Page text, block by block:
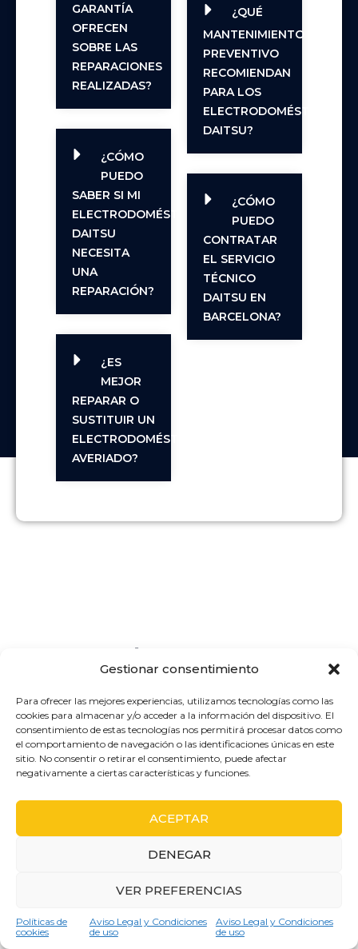
Gestionar consentimiento
Para ofrecer las mejores experiencias, utilizamos tecnologías como las
cookies para almacenar y/o acceder a la información del dispositivo. El
consentimiento de estas tecnologías nos permitirá procesar datos como
el comportamiento de navegación o las identificaciones únicas en este
sitio. No consentir o retirar el consentimiento, puede afectar
negativamente a ciertas características y funciones.
ACEPTAR
DENEGAR
VER PREFERENCIAS
Políticas de
cookies
Aviso Legal y Condiciones
de uso
Aviso Legal y Condiciones
de uso
GARANTÍA
OFRECEN
SOBRE LAS
REPARACIONES
REALIZADAS?
¿CÓMO
PUEDO
SABER SI MI
ELECTRODOMÉSTICO
DAITSU
NECESITA
UNA
REPARACIÓN?
¿ES
MEJOR
REPARAR O
SUSTITUIR UN
ELECTRODOMÉSTICO
AVERIADO?
¿QUÉ
MANTENIMIENTO
PREVENTIVO
RECOMIENDAN
PARA LOS
ELECTRODOMÉSTICOS
DAITSU?
¿CÓMO
PUEDO
CONTRATAR
EL SERVICIO
TÉCNICO
DAITSU EN
BARCELONA?
CASOS DE ÉXITO EN NUESTRO
BARCELONA
En Servicio técnico Daitsu en Barcelona, nos
especializamos en la reparación y mantenimiento de
sistemas de climatización de esta reconocida marca.
Daitsu es una opción fiable en aire acondicionado y
bombas de calor, destacando por su eficiencia
energética y tecnología avanzada.